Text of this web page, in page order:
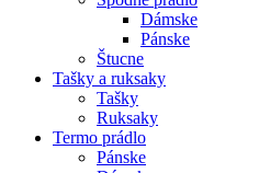
Dámske
Pánske
Štucne
Tašky a ruksaky
Tašky
Ruksaky
Termo prádlo
Pánske